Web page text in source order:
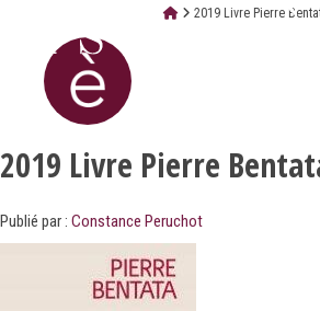
2019 Livre Pierre
2019 Livre Pierre
Publié par : Constance Peruchot